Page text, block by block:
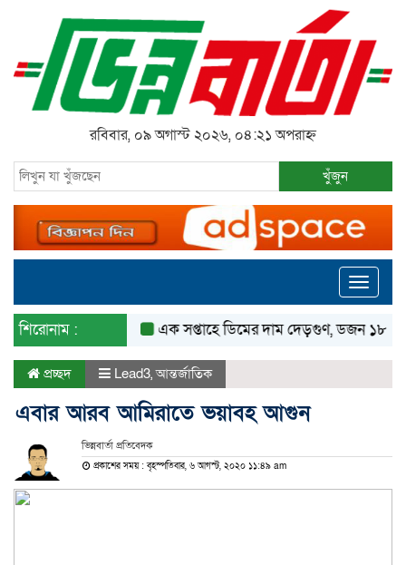
রবিবার, ০৯ অগাস্ট ২০২৬, ০৪:২১ অপরাহ্ন
খুঁজুন
Toggle
শিরোনাম : এক সপ্তাহে ডিমের দাম দেড়গুণ, ডজন ১৮০ টাকা
প্রচ্ছদ Lead3,আন্তর্জাতিক
এবার আরব আমিরাতে ভয়াবহ আগুন
ভিন্নবার্তা প্রতিবেদক
প্রকাশের সময় : বৃহস্পতিবার, ৬ আগস্ট, ২০২০ ১১:৪৯ am